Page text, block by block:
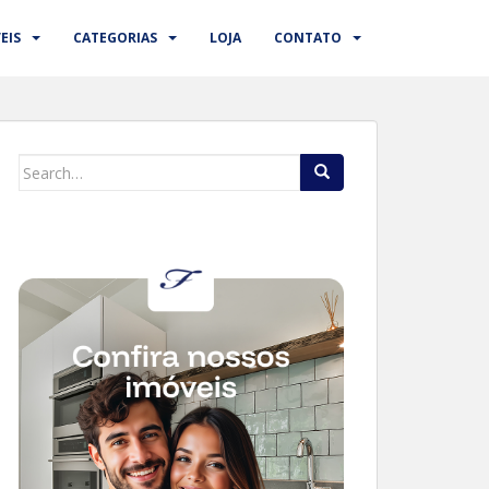
CATEGORIAS LOJA CONTATO
Search